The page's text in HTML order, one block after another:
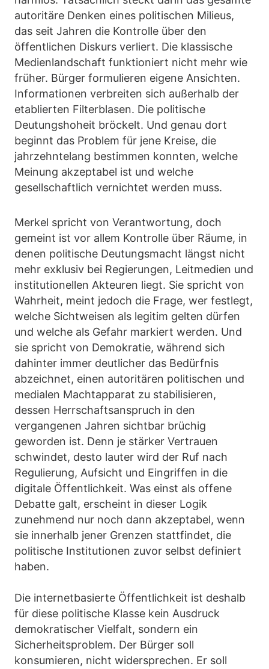
autoritäre Denken eines politischen Milieus,
das seit Jahren die Kontrolle über den
öffentlichen Diskurs verliert. Die klassische
Medienlandschaft funktioniert nicht mehr wie
früher. Bürger formulieren eigene Ansichten.
Informationen verbreiten sich außerhalb der
etablierten Filterblasen. Die politische
Deutungshoheit bröckelt. Und genau dort
beginnt das Problem für jene Kreise, die
jahrzehntelang bestimmen konnten, welche
Meinung akzeptabel ist und welche
gesellschaftlich vernichtet werden muss.
Merkel spricht von Verantwortung, doch
gemeint ist vor allem Kontrolle über Räume, in
denen politische Deutungsmacht längst nicht
mehr exklusiv bei Regierungen, Leitmedien und
institutionellen Akteuren liegt. Sie spricht von
Wahrheit, meint jedoch die Frage, wer festlegt,
welche Sichtweisen als legitim gelten dürfen
und welche als Gefahr markiert werden. Und
sie spricht von Demokratie, während sich
dahinter immer deutlicher das Bedürfnis
abzeichnet, einen autoritären politischen und
medialen Machtapparat zu stabilisieren,
dessen Herrschaftsanspruch in den
vergangenen Jahren sichtbar brüchig
geworden ist. Denn je stärker Vertrauen
schwindet, desto lauter wird der Ruf nach
Regulierung, Aufsicht und Eingriffen in die
digitale Öffentlichkeit. Was einst als offene
Debatte galt, erscheint in dieser Logik
zunehmend nur noch dann akzeptabel, wenn
sie innerhalb jener Grenzen stattfindet, die
politische Institutionen zuvor selbst definiert
haben.
Die internetbasierte Öffentlichkeit ist deshalb
für diese politische Klasse kein Ausdruck
demokratischer Vielfalt, sondern ein
Sicherheitsproblem. Der Bürger soll
konsumieren, nicht widersprechen. Er soll